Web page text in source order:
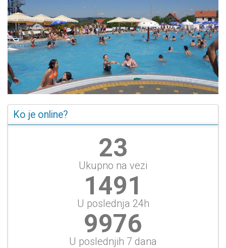
Ko je online?
26
Ukupno na vezi
1720
U poslednja 24h
11511
U poslednjih 7 dana